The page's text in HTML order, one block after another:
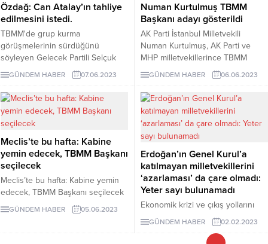
Başkanı Ahmet Aras ve meclis
üyelerine yönelik Çimentocu
şirketin dava açtığı açıklandı.
Özdağ: Can Atalay’ın tahliye
edilmesini istedi.
TBMM'de grup kurma
görüşmelerinin sürdüğünü
söyleyen Gelecek Partili Selçuk
Özdağ, "İki grup kurma ihtimali
nedir?" sorusuna "AK Parti biraz
fazla milletvekili verirse üç grup
kurarız" yanıtını verdi.
GÜNDEM HABER 07.06.2023
Numan Kurtulmuş TBMM
Başkanı adayı gösterildi
AK Parti İstanbul Milletvekili
Numan Kurtulmuş, AK Parti ve
MHP milletvekillerince TBMM
Başkanı adayı gösterildi.
GÜNDEM HABER 06.06.2023
Meclis’te bu hafta: Kabine
yemin edecek, TBMM Başkanı
seçilecek
Meclis’te bu hafta: Kabine yemin
edecek, TBMM Başkanı seçilecek
GÜNDEM HABER 05.06.2023
Erdoğan’ın Genel Kurul’a
katılmayan milletvekillerini
‘azarlaması’ da çare olmadı:
Yeter sayı bulunamadı
Ekonomik krizi ve çıkış yollarını
yurttaşa anlatamamaktan yakınan
AKP milletvekilleri Meclis’e de
uğramıyor. Cumhurbaşkanı
GÜNDEM HABER 02.02.2023